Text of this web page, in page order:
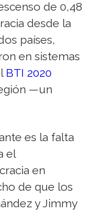
de 0,48
desde la
países,
en sistemas
BTI 2020
—un
es la falta
el
en
de que los
y Jimmy